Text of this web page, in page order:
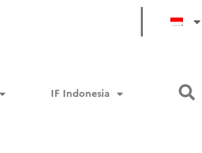
IF Indonesia